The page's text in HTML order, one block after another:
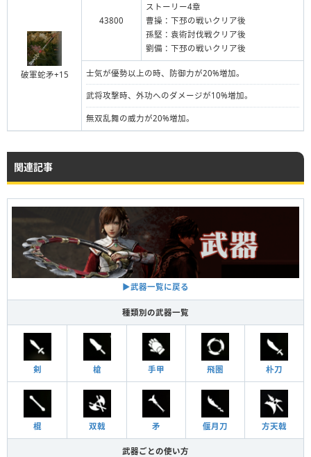
破軍蛇矛+15
43800
ストーリー4章
曹操：下邳の戦いクリア後
孫堅：袁術討伐戦クリア後
劉備：下邳の戦いクリア後
士気が優勢以上の時、防御力が20%増加。
武将攻撃時、外功へのダメージが10%増加。
無双乱舞の威力が20%増加。
関連記事
▶︎武器一覧に戻る
種類別の武器一覧
剣 槍 手甲 飛圏 朴刀
棍 双戟 矛 偃月刀 方天戟
武器ごとの使い方